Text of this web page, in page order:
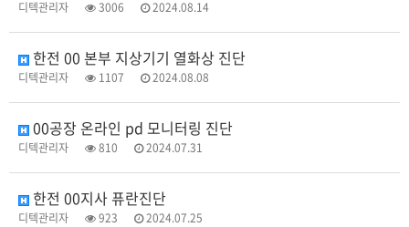
디텍관리자 3006 2024.08.14
한전 00 본부 지상기기 열화상 진단
디텍관리자 1107 2024.08.08
00공장 온라인 pd 모니터링 진단
디텍관리자 810 2024.07.31
한전 00지사 퓨란진단
디텍관리자 923 2024.07.25